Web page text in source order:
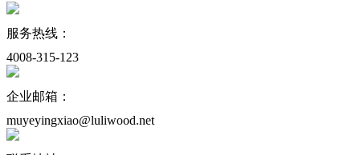
服务热线：
4008-315-123
企业邮箱：
muyeyingxiao@luliwood.net